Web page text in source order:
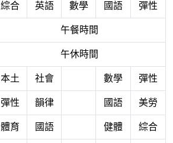
綜合 英語 數學 國語 彈性
午餐時間
午休時間
本土 社會 數學 彈性
彈性 韻律 國語 美勞
體育 國語 健體 綜合